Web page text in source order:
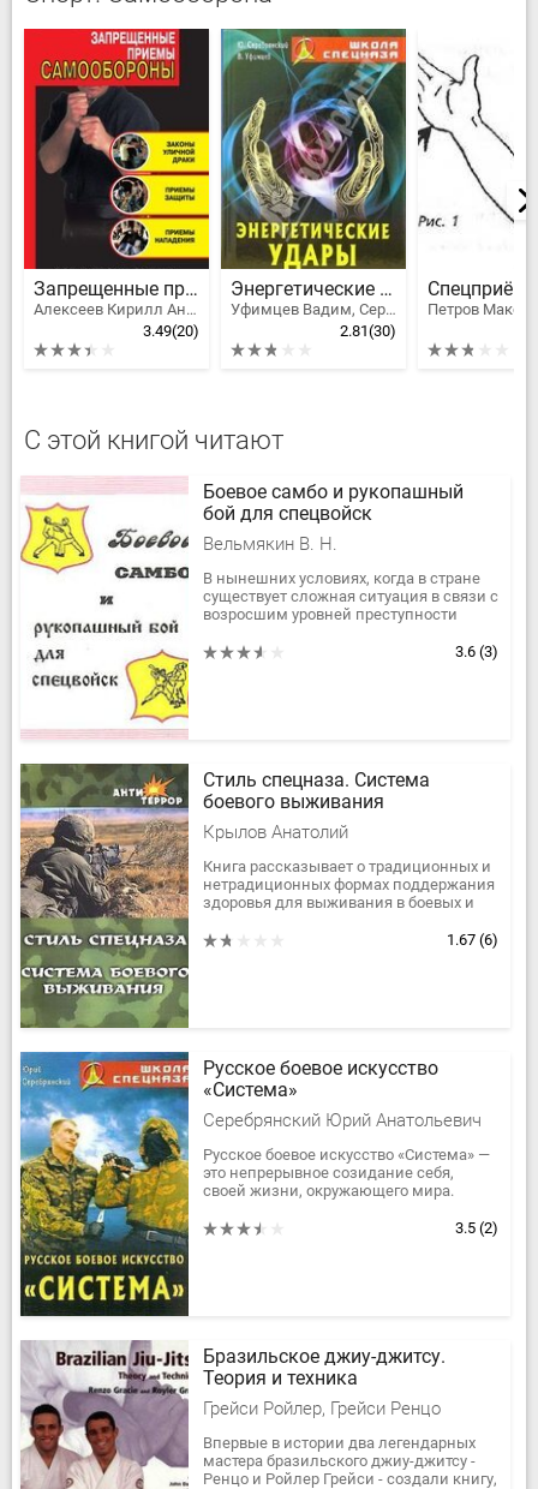
Запрещенные приемы самообороны
Алексеев Кирилл Анатольевич
3.49(20)
Энергетические удары
Уфимцев Вадим, Серебрянский Юрий Анатольевич
2.81(30)
Петров
С этой книгой читают
Боевое самбо и рукопашный
бой для спецвойск
Вельмякин В. Н.
В нынешних условиях, когда в стране
существует сложная ситуация в связи с
возросшим уровней преступности
необходим минимум знании приемов...
3.6 (3)
Стиль спецназа. Система
боевого выживания
Крылов Анатолий
Книга рассказывает о традиционных и
нетрадиционных формах поддержания
здоровья для выживания в боевых и
Издание предназначено как...
1.67 (6)
Русское боевое искусство
«Система»
Серебрянский Юрий Анатольевич
Русское боевое искусство «Система» —
это непрерывное созидание себя,
своей жизни, окружающего мира.
самых, казалось бы, безвыходных...3.5 (2)
Бразильское джиу-джитсу.
Теория и техника
Грейси Ройлер, Грейси Ренцо
Впервые в истории два легендарных
мастера бразильского джиу-джитсу -
Ренцо и Ройлер Грейси - создали книгу,